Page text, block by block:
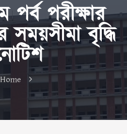
পর্ব পরীক্ষার
বৃদ্ধি
Home